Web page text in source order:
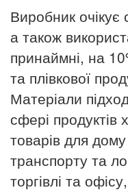
Виробник очікує
а також
принаймні, на
та плівкової
Матеріали
сфері продуктів
товарів для дому
транспорту та
торгівлі та